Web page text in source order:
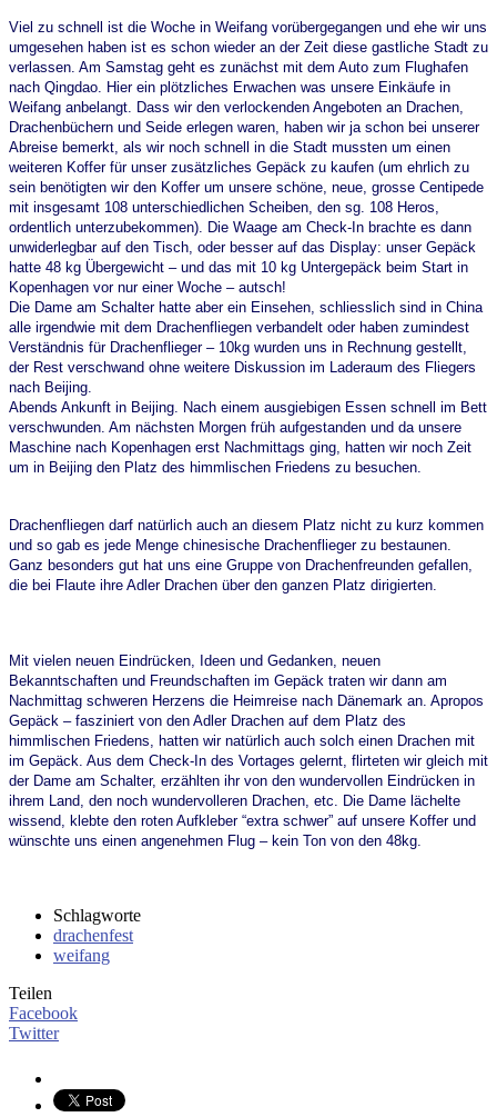
Viel zu schnell ist die Woche in Weifang vorübergegangen und ehe wir uns
umgesehen haben ist es schon wieder an der Zeit diese gastliche Stadt zu
verlassen. Am Samstag geht es zunächst mit dem Auto zum Flughafen
nach Qingdao. Hier ein plötzliches Erwachen was unsere Einkäufe in
Weifang anbelangt. Dass wir den verlockenden Angeboten an Drachen,
Drachenbüchern und Seide erlegen waren, haben wir ja schon bei unserer
Abreise bemerkt, als wir noch schnell in die Stadt mussten um einen
weiteren Koffer für unser zusätzliches Gepäck zu kaufen (um ehrlich zu
sein benötigten wir den Koffer um unsere schöne, neue, grosse Centipede
mit insgesamt 108 unterschiedlichen Scheiben, den sg. 108 Heros,
ordentlich unterzubekommen). Die Waage am Check-In brachte es dann
unwiderlegbar auf den Tisch, oder besser auf das Display: unser Gepäck
hatte 48 kg Übergewicht – und das mit 10 kg Untergepäck beim Start in
Kopenhagen vor nur einer Woche – autsch!
Die Dame am Schalter hatte aber ein Einsehen, schliesslich sind in China
alle irgendwie mit dem Drachenfliegen verbandelt oder haben zumindest
Verständnis für Drachenflieger – 10kg wurden uns in Rechnung gestellt,
der Rest verschwand ohne weitere Diskussion im Laderaum des Fliegers
nach Beijing.
Abends Ankunft in Beijing. Nach einem ausgiebigen Essen schnell im Bett
verschwunden. Am nächsten Morgen früh aufgestanden und da unsere
Maschine nach Kopenhagen erst Nachmittags ging, hatten wir noch Zeit
um in Beijing den Platz des himmlischen Friedens zu besuchen.
Drachenfliegen darf natürlich auch an diesem Platz nicht zu kurz kommen
und so gab es jede Menge chinesische Drachenflieger zu bestaunen.
Ganz besonders gut hat uns eine Gruppe von Drachenfreunden gefallen,
die bei Flaute ihre Adler Drachen über den ganzen Platz dirigierten.
Mit vielen neuen Eindrücken, Ideen und Gedanken, neuen
Bekanntschaften und Freundschaften im Gepäck traten wir dann am
Nachmittag schweren Herzens die Heimreise nach Dänemark an. Apropos
Gepäck – fasziniert von den Adler Drachen auf dem Platz des
himmlischen Friedens, hatten wir natürlich auch solch einen Drachen mit
im Gepäck. Aus dem Check-In des Vortages gelernt, flirteten wir gleich mit
der Dame am Schalter, erzählten ihr von den wundervollen Eindrücken in
ihrem Land, den noch wundervolleren Drachen, etc. Die Dame lächelte
wissend, klebte den roten Aufkleber “extra schwer” auf unsere Koffer und
wünschte uns einen angenehmen Flug – kein Ton von den 48kg.
Schlagworte
drachenfest
weifang
Teilen
Facebook
Twitter